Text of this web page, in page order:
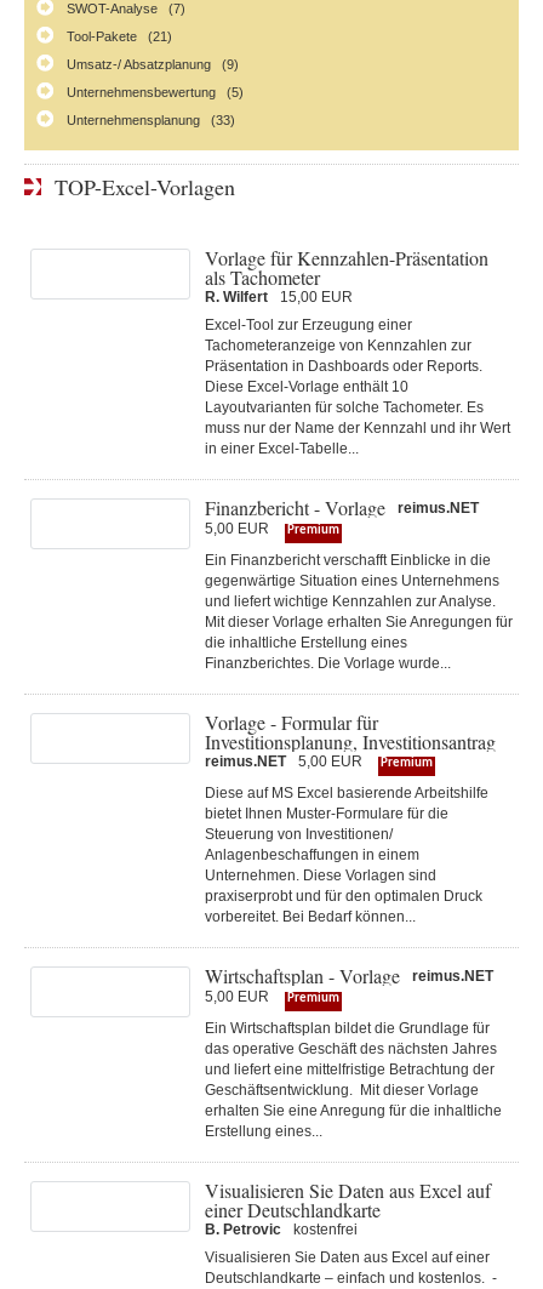
SWOT-Analyse (7)
Tool-Pakete (21)
Umsatz-/ Absatzplanung (9)
Unternehmensbewertung (5)
Unternehmensplanung (33)
TOP-Excel-Vorlagen
Vorlage für Kennzahlen-Präsentation
als Tachometer
R. Wilfert
15,00 EUR
Excel-Tool zur Erzeugung einer
Tachometeranzeige von Kennzahlen zur
Präsentation in Dashboards oder Reports.
Diese Excel-Vorlage enthält 10
Layoutvarianten für solche Tachometer. Es
muss nur der Name der Kennzahl und ihr Wert
in einer Excel-Tabelle...
Finanzbericht - Vorlage
reimus.NET
5,00 EUR
Premium
Ein Finanzbericht verschafft Einblicke in die
gegenwärtige Situation eines Unternehmens
und liefert wichtige Kennzahlen zur Analyse.
Mit dieser Vorlage erhalten Sie Anregungen für
die inhaltliche Erstellung eines
Finanzberichtes. Die Vorlage wurde...
Vorlage - Formular für
Investitionsplanung, Investitionsantrag
reimus.NET 5,00 EUR Premium
Diese auf MS Excel basierende Arbeitshilfe
bietet Ihnen Muster-Formulare für die
Steuerung von Investitionen/
Anlagenbeschaffungen in einem
Unternehmen. Diese Vorlagen sind
praxiserprobt und für den optimalen Druck
vorbereitet. Bei Bedarf können...
Wirtschaftsplan - Vorlage
reimus.NET
5,00 EUR
Premium
Ein Wirtschaftsplan bildet die Grundlage für
das operative Geschäft des nächsten Jahres
und liefert eine mittelfristige Betrachtung der
Geschäftsentwicklung. Mit dieser Vorlage
erhalten Sie eine Anregung für die inhaltliche
Erstellung eines...
Visualisieren Sie Daten aus Excel auf
einer Deutschlandkarte
B. Petrovic
kostenfrei
Visualisieren Sie Daten aus Excel auf einer
Deutschlandkarte – einfach und kostenlos. -